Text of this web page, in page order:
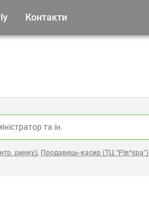
Контакти
ринку), Продавець-касир (ТЦ "Рів*єра")